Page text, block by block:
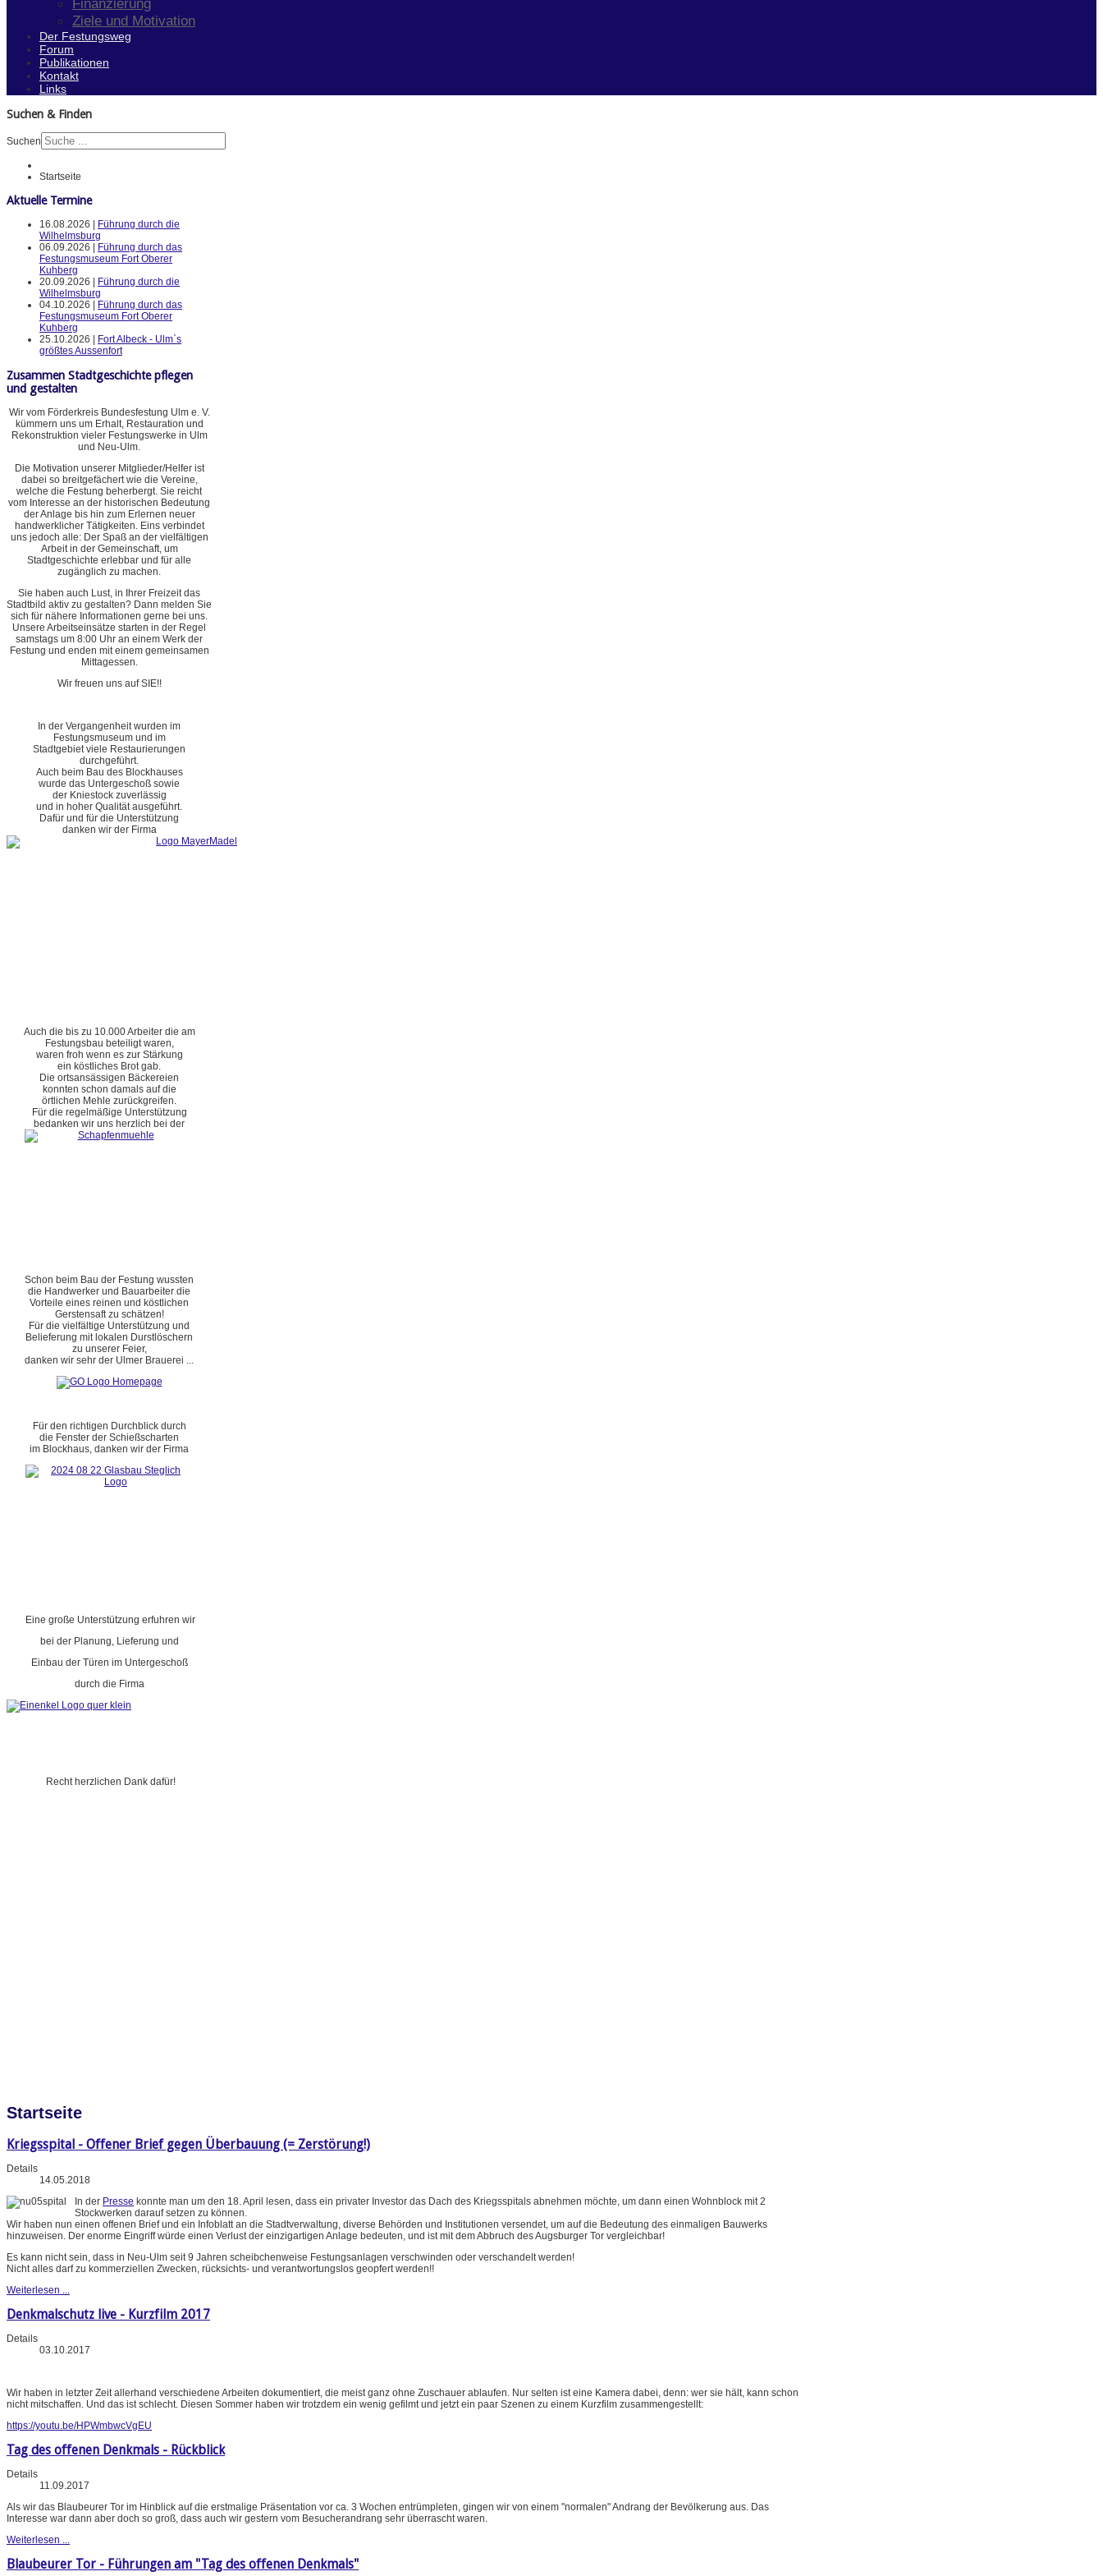
Finanzierung
Ziele und Motivation
Der Festungsweg
Forum
Publikationen
Kontakt
Links
Suchen & Finden
Suchen
Startseite
Aktuelle Termine
16.08.2026 |
Führung durch die
Wilhelmsburg
06.09.2026 |
Führung durch das
Festungsmuseum Fort Oberer
Kuhberg
20.09.2026 |
Führung durch die
Wilhelmsburg
04.10.2026 |
Führung durch das
Festungsmuseum Fort Oberer
Kuhberg
25.10.2026 |
Fort Albeck - Ulm`s
größtes Aussenfort
Zusammen Stadtgeschichte pflegen
und gestalten
Wir vom Förderkreis Bundesfestung Ulm e. V.
kümmern uns um Erhalt, Restauration und
Rekonstruktion vieler Festungswerke in Ulm
und Neu-Ulm.
Die Motivation unserer Mitglieder/Helfer ist
dabei so breitgefächert wie die Vereine,
welche die Festung beherbergt. Sie reicht
vom Interesse an der historischen Bedeutung
der Anlage bis hin zum Erlernen neuer
handwerklicher Tätigkeiten. Eins verbindet
uns jedoch alle: Der Spaß an der vielfältigen
Arbeit in der Gemeinschaft, um
Stadtgeschichte erlebbar und für alle
zugänglich zu machen.
Sie haben auch Lust, in Ihrer Freizeit das
Stadtbild aktiv zu gestalten? Dann melden Sie
sich für nähere Informationen gerne bei uns.
Unsere Arbeitseinsätze starten in der Regel
samstags um 8:00 Uhr an einem Werk der
Festung und enden mit einem gemeinsamen
Mittagessen.
Wir freuen uns auf SIE!!
In der Vergangenheit wurden im
Festungsmuseum und im
Stadtgebiet viele Restaurierungen
durchgeführt.
Auch beim Bau des Blockhauses
wurde das Untergeschoß sowie
der Kniestock zuverlässig
und in hoher Qualität ausgeführt.
Dafür und für die Unterstützung
danken wir der Firma
Auch die bis zu 10.000 Arbeiter die am
Festungsbau beteiligt waren,
waren froh wenn es zur Stärkung
ein köstliches Brot gab.
Die ortsansässigen Bäckereien
konnten schon damals auf die
örtlichen Mehle zurückgreifen.
Für die regelmäßige Unterstützung
bedanken wir uns herzlich bei der
Schon beim Bau der Festung wussten
die Handwerker und Bauarbeiter die
Vorteile eines reinen und köstlichen
Gerstensaft zu schätzen!
Für die vielfältige Unterstützung und
Belieferung mit lokalen Durstlöschern
zu unserer Feier,
danken wir sehr der Ulmer Brauerei ...
Für den richtigen Durchblick durch
die Fenster der Schießscharten
im Blockhaus, danken wir der Firma
Eine große Unterstützung erfuhren wir
bei der Planung, Lieferung und
Einbau der Türen im Untergeschoß
durch die Firma
Recht herzlichen Dank dafür!
Startseite
Kriegsspital - Offener Brief gegen Überbauung (= Zerstörung!)
Details
14.05.2018
In der Presse konnte man um den 18. April lesen, dass ein privater Investor das Dach des Kriegsspitals abnehmen möchte, um dann einen Wohnblock mit 2
Stockwerken darauf setzen zu können.
Wir haben nun einen offenen Brief und ein Infoblatt an die Stadtverwaltung, diverse Behörden und Institutionen versendet, um auf die Bedeutung des einmaligen Bauwerks
hinzuweisen. Der enorme Eingriff würde einen Verlust der einzigartigen Anlage bedeuten, und ist mit dem Abbruch des Augsburger Tor vergleichbar!
Es kann nicht sein, dass in Neu-Ulm seit 9 Jahren scheibchenweise Festungsanlagen verschwinden oder verschandelt werden!
Nicht alles darf zu kommerziellen Zwecken, rücksichts- und verantwortungslos geopfert werden!!
Weiterlesen ...
Denkmalschutz live - Kurzfilm 2017
Details
03.10.2017
Wir haben in letzter Zeit allerhand verschiedene Arbeiten dokumentiert, die meist ganz ohne Zuschauer ablaufen. Nur selten ist eine Kamera dabei, denn: wer sie hält, kann schon
nicht mitschaffen. Und das ist schlecht. Diesen Sommer haben wir trotzdem ein wenig gefilmt und jetzt ein paar Szenen zu einem Kurzfilm zusammengestellt:
https://youtu.be/HPWmbwcVgEU
Tag des offenen Denkmals - Rückblick
Details
11.09.2017
Als wir das Blaubeurer Tor im Hinblick auf die erstmalige Präsentation vor ca. 3 Wochen entrümpleten, gingen wir von einem "normalen" Andrang der Bevölkerung aus. Das
Interesse war dann aber doch so groß, dass auch wir gestern vom Besucherandrang sehr überrascht waren.
Weiterlesen ...
Blaubeurer Tor - Führungen am "Tag des offenen Denkmals"